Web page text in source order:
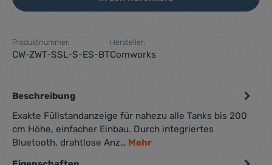
Produktnummer:
CW-ZWT-SSL-S-ES-BT
Hersteller:
Comworks
Beschreibung
Exakte Füllstandanzeige für nahezu alle Tanks bis 200
cm Höhe, einfacher Einbau. Durch integriertes
Bluetooth, drahtlose Anz… Mehr